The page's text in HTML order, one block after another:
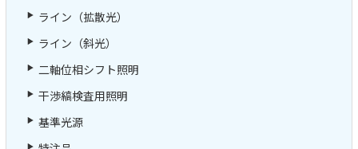
ライン（拡散光）
ライン（斜光）
二軸位相シフト照明
干渉縞検査用照明
基準光源